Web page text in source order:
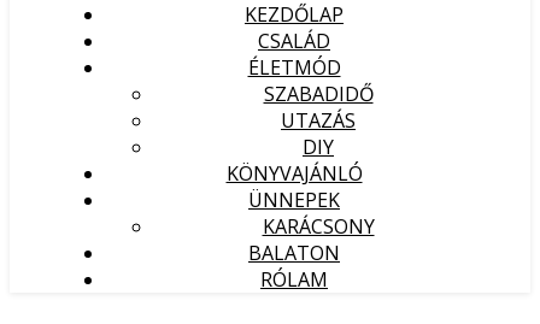
KEZDŐLAP
CSALÁD
ÉLETMÓD
SZABADIDŐ
UTAZÁS
DIY
KÖNYVAJÁNLÓ
ÜNNEPEK
KARÁCSONY
BALATON
RÓLAM